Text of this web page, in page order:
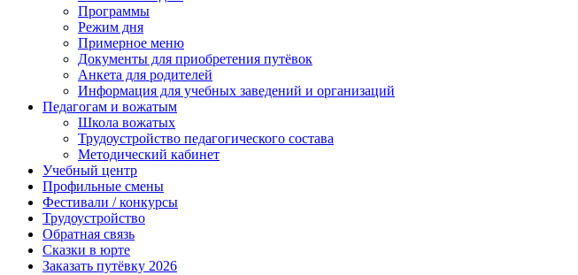
Программы
Режим дня
Примерное меню
Документы для приобретения путёвок
Анкета для родителей
Информация для учебных заведений и организаций
Педагогам и вожатым
Школа вожатых
Трудоустройство педагогического состава
Методический кабинет
Учебный центр
Профильные смены
Фестивали / конкурсы
Трудоустройство
Обратная связь
Сказки в юрте
Заказать путёвку 2026